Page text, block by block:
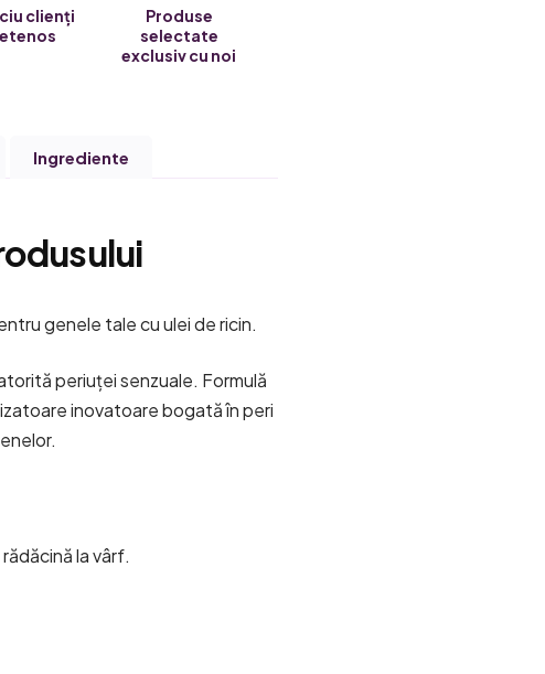
clienți
Produse
selectate
exclusiv cu noi
Ingrediente
genele tale cu ulei de ricin.
periuței senzuale. Formulă
inovatoare bogată în peri
la vârf.